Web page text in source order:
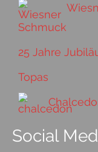
25 Jahre
Topas
Social